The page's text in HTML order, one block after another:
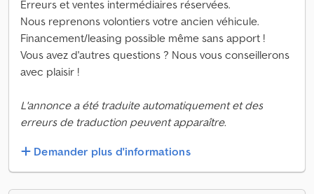
Erreurs et ventes intermédiaires réservées.
Nous reprenons volontiers votre ancien véhicule.
Financement/leasing possible même sans apport !
Vous avez d'autres questions ? Nous vous conseillerons
avec plaisir !
L'annonce a été traduite automatiquement et des
erreurs de traduction peuvent apparaître.
Demander plus d'informations